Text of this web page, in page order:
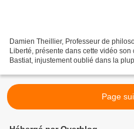
Damien Theillier, Professeur de
Liberté, présente dans cette vidéo
Bastiat, injustement oublié dans la
Page